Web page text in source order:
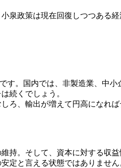
政策は現在回復しつつある
。国内では、非製造業、中
続くでしょう。
、輸出が増えて円高になれば
。そして、資本に対する収
定と言える状態ではありません